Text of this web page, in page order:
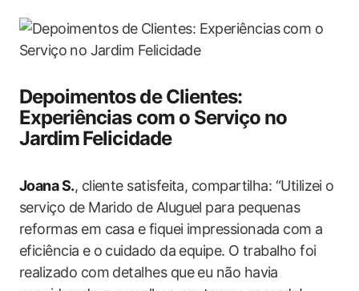
Depoimentos de Clientes:
Experiências com o Serviço no
Jardim ⁤Felicidade
Joana S., cliente satisfeita, compartilha: “Utilizei o​
serviço de Marido​ de Aluguel para pequenas
reformas em casa e fiquei impressionada com a
eficiência e o⁤ cuidado ​da equipe. O trabalho foi
realizado com detalhes que eu não havia